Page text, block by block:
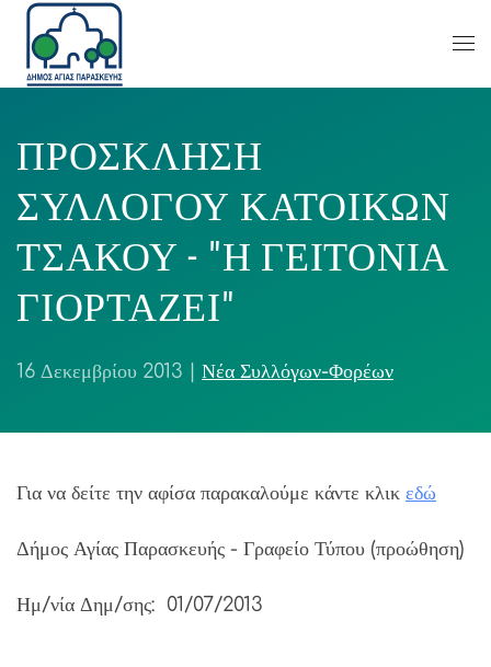
ΠΡΟΣΚΛΗΣΗ
ΣΥΛΛΟΓΟΥ ΚΑΤΟΙΚΩΝ
ΤΣΑΚΟΥ - "Η ΓΕΙΤΟΝΙΑ
ΓΙΟΡΤΑΖΕΙ"
16 Δεκεμβρίου 2013 Νέα Συλλόγων-Φορέων
Για να δείτε την αφίσα παρακαλούμε κάντε κλικ εδώ
Δήμος Αγίας Παρασκευής - Γραφείο Τύπου (προώθηση)
Ημ/νία Δημ/σης: 01/07/2013